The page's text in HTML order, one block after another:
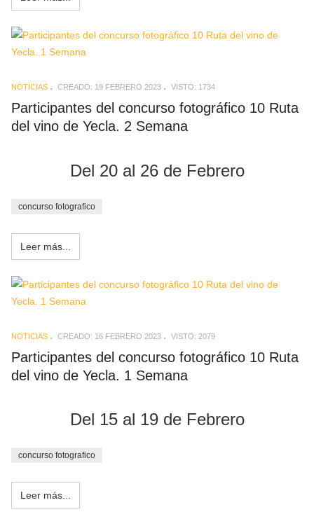
NOTICIAS CREADO: 19 FEBRERO 2023 VISTO: 1734
Participantes del concurso fotográfico 10 Ruta
del vino de Yecla. 2 Semana
Del 20 al 26 de Febrero
concurso fotografico
Leer más...
NOTICIAS CREADO: 16 FEBRERO 2023 VISTO: 2079
Participantes del concurso fotográfico 10 Ruta
del vino de Yecla. 1 Semana
Del 15 al 19 de Febrero
concurso fotografico
Leer más...